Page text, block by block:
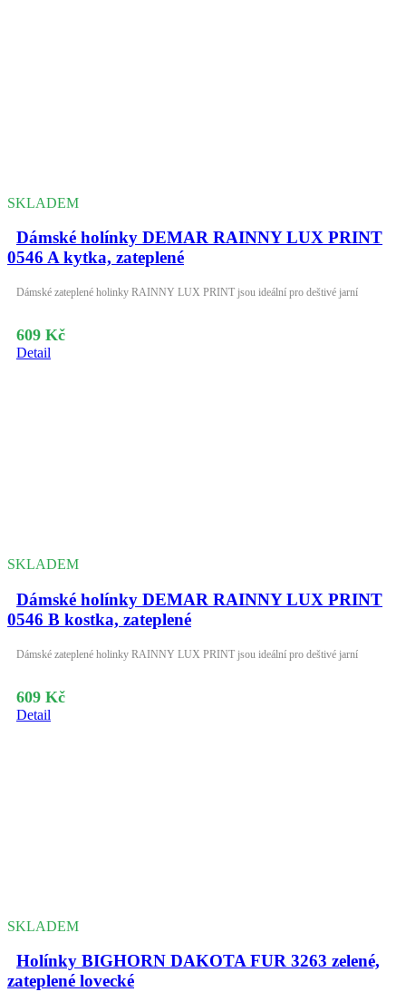
SKLADEM
Dámské holínky DEMAR RAINNY LUX PRINT
0546 A kytka, zateplené
Dámské zateplené holinky RAINNY LUX PRINT jsou ideální pro deštivé jarní
609 Kč
Detail
SKLADEM
Dámské holínky DEMAR RAINNY LUX PRINT
0546 B kostka, zateplené
Dámské zateplené holinky RAINNY LUX PRINT jsou ideální pro deštivé jarní
609 Kč
Detail
SKLADEM
Holínky BIGHORN DAKOTA FUR 3263 zelené,
zateplené lovecké